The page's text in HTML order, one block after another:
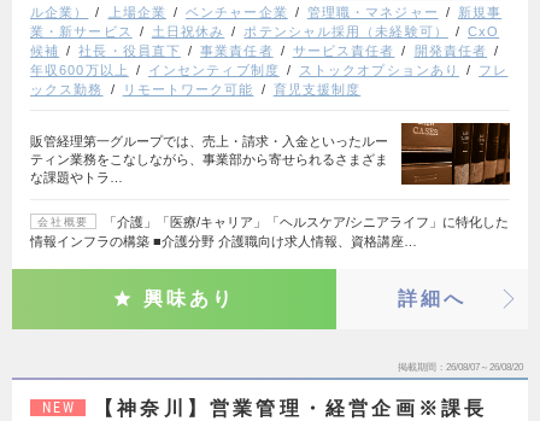
ル企業）
上場企業 ベンチャー企業 管理職・マネジャー
新規事
業・新サービス
土日祝休み ポテンシャル採用（未経験可）
CxO
候補
社長・役員直下 事業責任者 サービス責任者
開発責任者
年収600万以上
インセンティブ制度 ストックオプションあり
フレ
ックス勤務
リモートワーク可能 育児支援制度
販管経理第一グループでは、売上・請求・入金といったルー
ティン業務をこなしながら、事業部から寄せられるさまざま
な課題やトラ…
会社概要
「介護」「医療/キャリア」「ヘルスケア/シニアライフ」に特化した
情報インフラの構築 ■介護分野 介護職向け求人情報、資格講座…
興味あり 詳細へ
掲載期間 26/08/07～26/08/20
NEW
【神奈川】営業管理・経営企画※課長